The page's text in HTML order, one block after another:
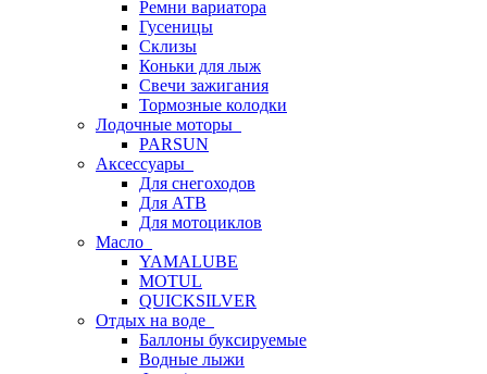
Ремни вариатора
Гусеницы
Склизы
Коньки для лыж
Свечи зажигания
Тормозные колодки
Лодочные моторы
PARSUN
Аксессуары
Для снегоходов
Для АТВ
Для мотоциклов
Масло
YAMALUBE
MOTUL
QUICKSILVER
Отдых на воде
Баллоны буксируемые
Водные лыжи